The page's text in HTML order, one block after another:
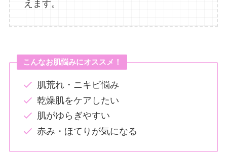
えます。
こんなお肌悩みにオススメ！
肌荒れ・ニキビ悩み
乾燥肌をケアしたい
肌がゆらぎやすい
赤み・ほてりが気になる